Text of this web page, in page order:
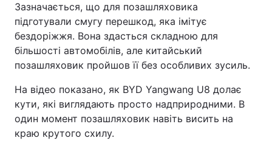
Зазначається, що для позашляховика
підготували смугу перешкод, яка імітує
бездоріжжя. Вона здасться складною для
більшості автомобілів, але китайський
позашляховик пройшов її без особливих зусиль.
На відео показано, як BYD Yangwang U8 долає
кути, які виглядають просто надприродними. В
один момент позашляховик навіть висить на
краю крутого схилу.